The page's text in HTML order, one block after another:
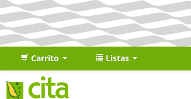
Carrito Listas